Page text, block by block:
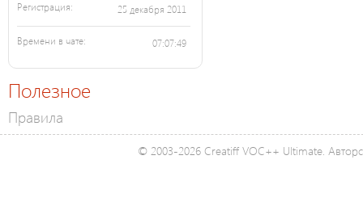
Регистрация: 25 декабря 2011
Времени в чате: 07:07:49
Полезное
Правила
© 2003-2026 Creatiff VOC++ Ultimate.